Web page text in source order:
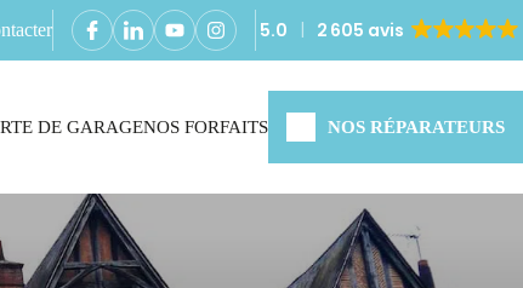
5.0 2 605 avis
DE GARAGENOS FORFAITS NOS RÉPARATEURS